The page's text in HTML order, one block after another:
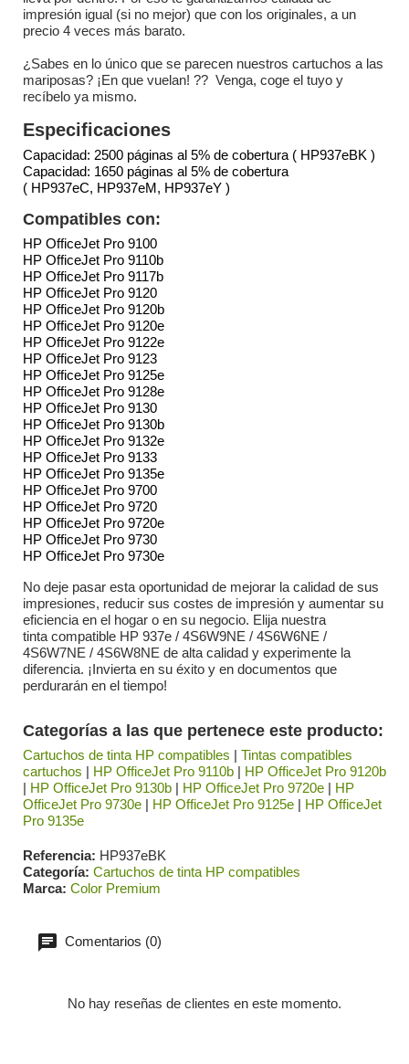
impresión igual (si no mejor) que con los originales, a un
precio 4 veces más barato.
¿Sabes en lo único que se parecen nuestros cartuchos a las
mariposas? ¡En que vuelan! ?? Venga, coge el tuyo y
recíbelo ya mismo.
Especificaciones
Capacidad: 2500 páginas al 5% de cobertura ( HP937eBK )
Capacidad: 1650 páginas al 5% de cobertura
( HP937eC, HP937eM, HP937eY )
Compatibles con:
HP OfficeJet Pro 9100
HP OfficeJet Pro 9110b
HP OfficeJet Pro 9117b
HP OfficeJet Pro 9120
HP OfficeJet Pro 9120b
HP OfficeJet Pro 9120e
HP OfficeJet Pro 9122e
HP OfficeJet Pro 9123
HP OfficeJet Pro 9125e
HP OfficeJet Pro 9128e
HP OfficeJet Pro 9130
HP OfficeJet Pro 9130b
HP OfficeJet Pro 9132e
HP OfficeJet Pro 9133
HP OfficeJet Pro 9135e
HP OfficeJet Pro 9700
HP OfficeJet Pro 9720
HP OfficeJet Pro 9720e
HP OfficeJet Pro 9730
HP OfficeJet Pro 9730e
No deje pasar esta oportunidad de mejorar la calidad de sus
impresiones, reducir sus costes de impresión y aumentar su
eficiencia en el hogar o en su negocio. Elija nuestra
tinta compatible HP 937e / 4S6W9NE / 4S6W6NE /
4S6W7NE / 4S6W8NE de alta calidad y experimente la
diferencia. ¡Invierta en su éxito y en documentos que
perdurarán en el tiempo!
Categorías a las que pertenece este producto:
Cartuchos de tinta HP compatibles | Tintas compatibles
cartuchos | HP OfficeJet Pro 9110b | HP OfficeJet Pro 9120b
| HP OfficeJet Pro 9130b | HP OfficeJet Pro 9720e | HP
OfficeJet Pro 9730e | HP OfficeJet Pro 9125e | HP OfficeJet
Pro 9135e
Referencia HP937eBK
Categoría Cartuchos de tinta HP compatibles
Marca Color Premium
Comentarios (0)
No hay reseñas de clientes en este momento.